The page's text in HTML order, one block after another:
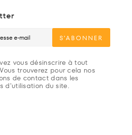
S’ABONNER
vous désinscrire à tout
trouverez pour cela nos
de contact dans les
d'utilisation du site.